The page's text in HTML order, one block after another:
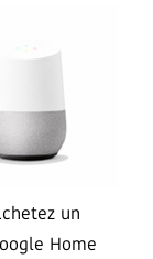
un
Home